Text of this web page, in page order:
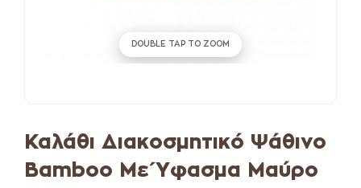
DOUBLE TAP TO ZOOM
Καλάθι Διακοσμητικό Ψάθινο
Bamboo Με Ύφασμα Μαύρο